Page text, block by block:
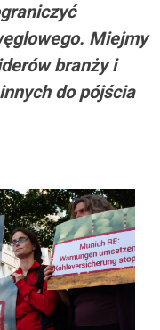
Miejmy
branży i
do pójścia